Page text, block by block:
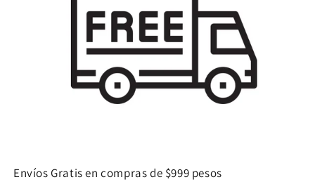
Envíos Gratis en compras de $999 pesos